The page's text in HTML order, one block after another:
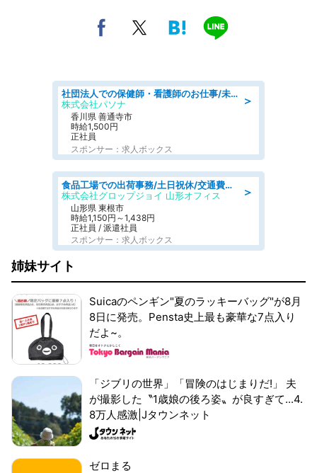
＞
社団法人での保健師・看護師のお仕事/未経験OK/要資格:普通免許、保健師、正看護師
株式会社パソナ
香川県 善通寺市
時給1,500円
正社員
スポンサー：求人ボックス
＞
食品工場での出荷事務/土日祝休/交通費支給
株式会社グロップジョイ 山形オフィス
山形県 東根市
時給1,150円～1,438円
正社員 / 派遣社員
スポンサー：求人ボックス
姉妹サイト
Suicaのペンギン"夏のラッキーバッグ"が8月
8日に発売。Pensta史上最も豪華な7点入り
だよ~。
「ジブリの世界」「冒険のはじまりだ!」 夫
が撮影した〝1歳娘の後ろ姿〟が良すぎて...4.
8万人感激|Jタウンネット
ゼロまる